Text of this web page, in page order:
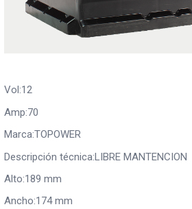
Vol:12
Amp:70
Marca:TOPOWER
Descripción técnica:LIBRE MANTENCION
Alto:189 mm
Ancho:174 mm